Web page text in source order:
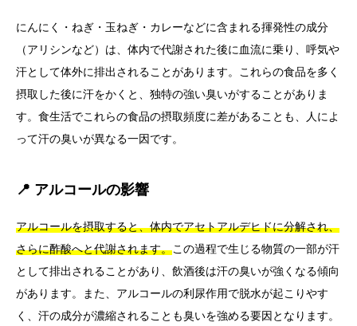
にんにく・ねぎ・玉ねぎ・カレーなどに含まれる揮発性の成分
（アリシンなど）は、体内で代謝された後に血流に乗り、呼気や
汗として体外に排出されることがあります。これらの食品を多く
摂取した後に汗をかくと、独特の強い臭いがすることがありま
す。食生活でこれらの食品の摂取頻度に差があることも、人によ
って汗の臭いが異なる一因です。
📍 アルコールの影響
アルコールを摂取すると、体内でアセトアルデヒドに分解され、
さらに酢酸へと代謝されます。この過程で生じる物質の一部が汗
として排出されることがあり、飲酒後は汗の臭いが強くなる傾向
があります。また、アルコールの利尿作用で脱水が起こりやす
く、汗の成分が濃縮されることも臭いを強める要因となります。